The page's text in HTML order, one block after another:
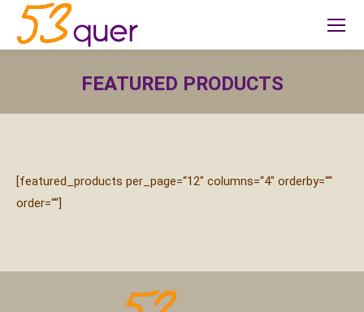
FEATURED PRODUCTS
[featured_products per_page=“12″ columns=“4″ orderby=““
order=““]